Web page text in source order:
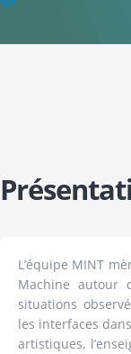
L’équipe MINT
Machine autour
situations
les interfaces
artistiques,